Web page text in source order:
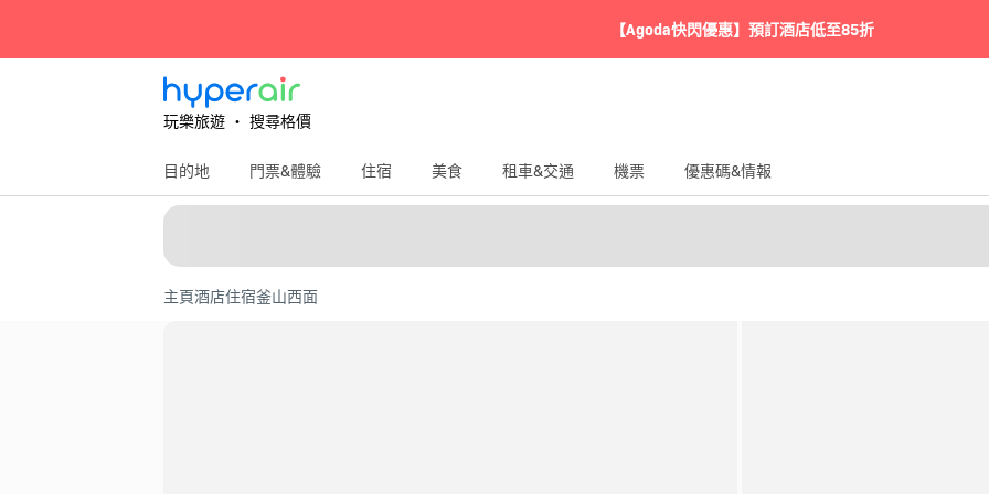
【Agoda快閃優惠】預訂酒店低至85折
玩樂旅遊 ‧ 搜尋格價
目的地 門票&體驗 住宿 美食 租車&交通 機票 優惠碼&情報
主頁酒店住宿釜山西面